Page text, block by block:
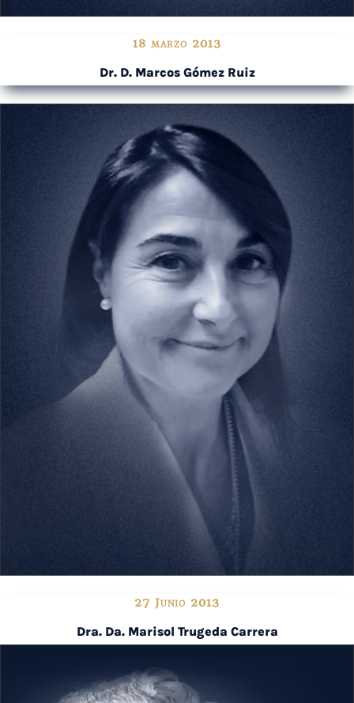
18 marzo 2013
Dr. D. Marcos Gómez Ruiz
27 Junio 2013
Dra. Dª. Marisol Trugeda Carrera